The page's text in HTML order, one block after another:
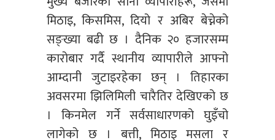
मिठाइ, किसमिस, दियो र अबिर बेच्नेको
सङ्ख्या बढी छ । दैनिक २० हजारसम्म
कारोबार गर्दै स्थानीय व्यापारीले आफ्नो
आम्दानी जुटाइरहेका छन् । तिहारका
अवसरमा झिलिमिली चारैतिर देखिएको छ
। किनमेल गर्ने सर्वसाधारणको घुइँचो
लागेको छ । बत्ती, मिठाइ मसला र